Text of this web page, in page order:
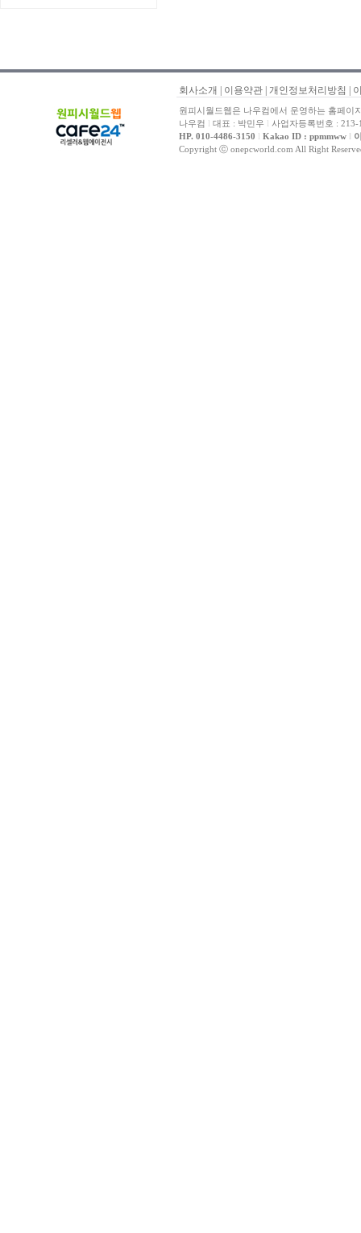
회사소개 이용약관 개인정보처리방침
원피시월드웹은 나우컴에서 운영하는 홈페이
나우컴 l 대표 : 박민우 l 사업자등록번호 :
HP. 010-4486-3150 l Kakao ID : ppmmww l
Copyright ⓒ onepcworld.com All Right